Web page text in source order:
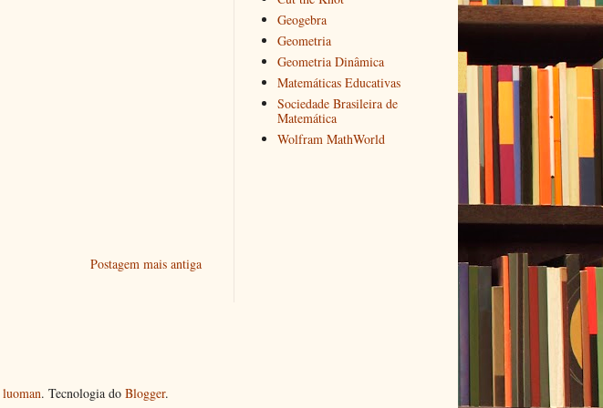
Postagem mais antiga
Geogebra
Geometria
Geometria Dinâmica
Matemáticas Educativas
Sociedade Brasileira de
Matemática
Wolfram MathWorld
luoman. Tecnologia do Blogger.